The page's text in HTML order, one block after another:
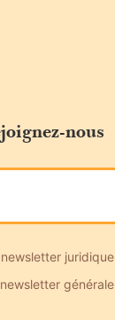
nous
newsletter juridique
newsletter générale